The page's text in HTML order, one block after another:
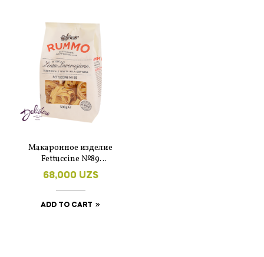
Макаронное изделие
Fettuccine №89
Rummo, 500г
68,000 UZS
ADD TO CART